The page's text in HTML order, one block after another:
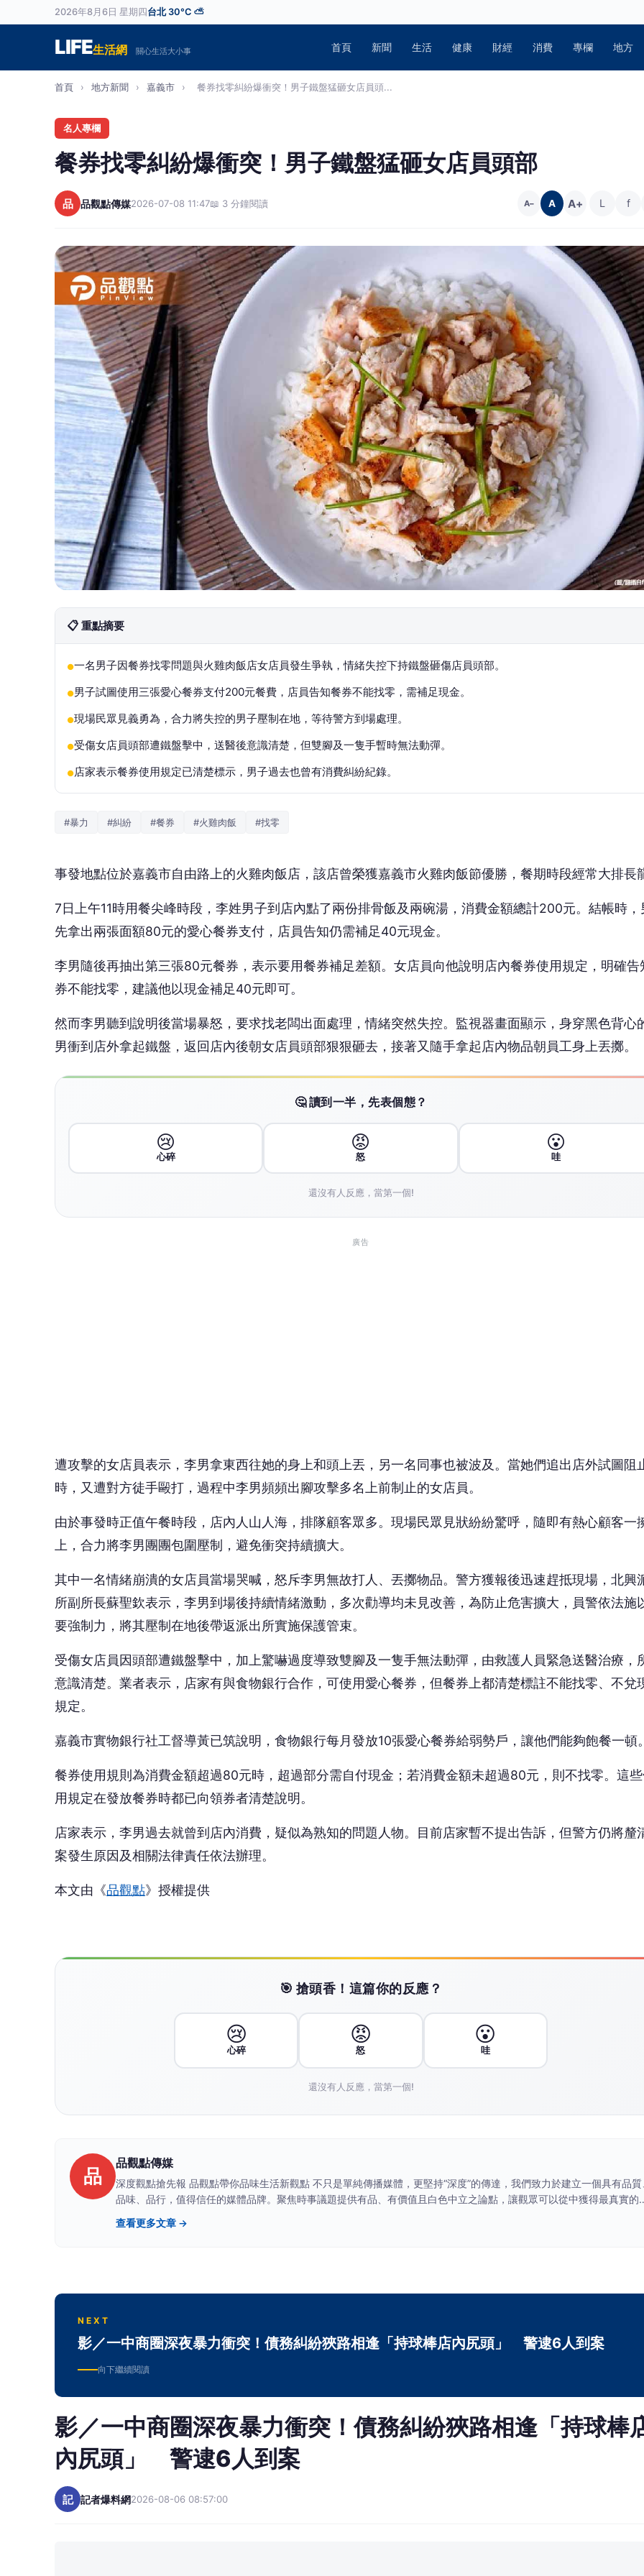
2026年8月6日 星期四 台北 30°C ⛅
LIFE生活網 關心生活大小事 首頁 新聞 生活 健康 財經 消費 專欄 地方
首頁 › 地方新聞 › 嘉義市 › 餐券找零糾紛爆衝突！男子鐵盤猛砸女店員頭...
名人專欄
餐券找零糾紛爆衝突！男子鐵盤猛砸女店員頭部
品 品觀點傳媒2026-07-08 11:47📖 3 分鐘閱讀 A− A A+ L f
📋 重點摘要
●一名男子因餐券找零問題與火雞肉飯店女店員發生爭執，情緒失控下持鐵盤砸傷店員頭部。
●男子試圖使用三張愛心餐券支付200元餐費，店員告知餐券不能找零，需補足現金。
●現場民眾見義勇為，合力將失控的男子壓制在地，等待警方到場處理。
●受傷女店員頭部遭鐵盤擊中，送醫後意識清楚，但雙腳及一隻手暫時無法動彈。
●店家表示餐券使用規定已清楚標示，男子過去也曾有消費糾紛紀錄。
#暴力 #糾紛 #餐券 #火雞肉飯 #找零
事發地點位於嘉義市自由路上的火雞肉飯店，該店曾榮獲嘉義市火雞肉飯節優勝，餐期時段經常大排長
7日上午11時用餐尖峰時段，李姓男子到店內點了兩份排骨飯及兩碗湯，消費金額總計200元。結帳時，
先拿出兩張面額80元的愛心餐券支付，店員告知仍需補足40元現金。
李男隨後再抽出第三張80元餐券，表示要用餐券補足差額。女店員向他說明店內餐券使用規定，明確告
券不能找零，建議他以現金補足40元即可。
然而李男聽到說明後當場暴怒，要求找老闆出面處理，情緒突然失控。監視器畫面顯示，身穿黑色背心
男衝到店外拿起鐵盤，返回店內後朝女店員頭部狠狠砸去，接著又隨手拿起店內物品朝員工身上丟擲。
🤔 讀到一半，先表個態？
😢
心碎
😡
怒
😮
哇
還沒有人反應，當第一個!
廣告
遭攻擊的女店員表示，李男拿東西往她的身上和頭上丟，另一名同事也被波及。當她們追出店外試圖阻
時，又遭對方徒手毆打，過程中李男頻頻出腳攻擊多名上前制止的女店員。
由於事發時正值午餐時段，店內人山人海，排隊顧客眾多。現場民眾見狀紛紛驚呼，隨即有熱心顧客一
上，合力將李男團團包圍壓制，避免衝突持續擴大。
其中一名情緒崩潰的女店員當場哭喊，怒斥李男無故打人、丟擲物品。警方獲報後迅速趕抵現場，北興
所副所長蘇聖欽表示，李男到場後持續情緒激動，多次勸導均未見改善，為防止危害擴大，員警依法施
要強制力，將其壓制在地後帶返派出所實施保護管束。
受傷女店員因頭部遭鐵盤擊中，加上驚嚇過度導致雙腳及一隻手無法動彈，由救護人員緊急送醫治療，
意識清楚。業者表示，店家有與食物銀行合作，可使用愛心餐券，但餐券上都清楚標註不能找零、不兌
規定。
嘉義市實物銀行社工督導黃已筑說明，食物銀行每月發放10張愛心餐券給弱勢戶，讓他們能夠飽餐一頓
餐券使用規則為消費金額超過80元時，超過部分需自付現金；若消費金額未超過80元，則不找零。這
用規定在發放餐券時都已向領券者清楚說明。
店家表示，李男過去就曾到店內消費，疑似為熟知的問題人物。目前店家暫不提出告訴，但警方仍將釐
案發生原因及相關法律責任依法辦理。
本文由《品觀點》授權提供
🎯 搶頭香！這篇你的反應？
😢
心碎
😡
怒
😮
哇
還沒有人反應，當第一個!
品
品觀點傳媒
深度觀點搶先報 品觀點帶你品味生活新觀點 不只是單純傳播媒體，更堅持“深度”的傳達，我們致力於建立一個具有品質、
品味、品行，值得信任的媒體品牌。聚焦時事議題提供有品、有價值且白色中立之論點，讓觀眾可以從中獲得最真實的
息。
查看更多文章 →
NEXT
影／一中商圈深夜暴力衝突！債務糾紛狹路相逢「持球棒店內尻頭」 警逮6人到案
向下繼續閱讀
影／一中商圈深夜暴力衝突！債務糾紛狹路相逢「持球棒
內尻頭」 警逮6人到案
記 記者爆料網2026-08-06 08:57:00